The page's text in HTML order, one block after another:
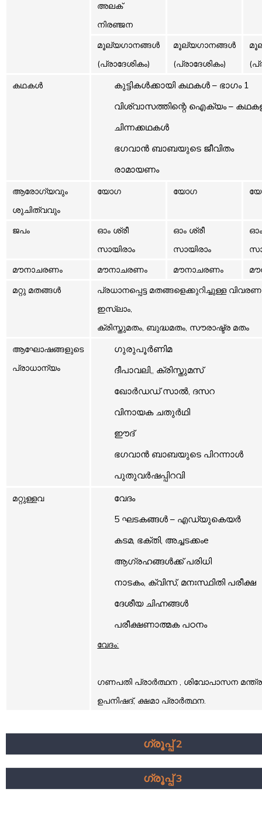
അലക്
നിരഞ്ജന
മൂല്യഗാനങ്ങൾ
(പ്രാദേശികം)
മൂല്യഗാനങ്ങൾ
(പ്രാദേശികം)
കഥകൾ
കുട്ടികൾക്കായി കഥകൾ – ഭാഗം 1
വിശ്വാസത്തിന്റെ ഐക്യം –
ചിന്നക്കഥകൾ
ഭഗവാൻ ബാബയുടെ ജീവിതം
രാമായണം
ആരോഗ്യവും
ശുചിത്വവും
യോഗ യോഗ
ജപം
ഓം ശ്രീ
സായിരാം
ഓം ശ്രീ
സായിരാം
മൗനാചരണം
മൗനാചരണം മൗനാചരണം
മറ്റു മതങ്ങൾ
പ്രധാനപ്പെട്ട മതങ്ങളെക്കുറിച്ചുള്ള
ഇസ്‌ലാം,
ക്രിസ്തുമതം, ബുദ്ധമതം, സൗരാഷ്ട്ര മതം
ആഘോഷങ്ങളുടെ
പ്രാധാന്യം
ഗുരുപൂർണിമ
ദീപാവലി,, ക്രിസ്തുമസ്
ഖോർഡഡ് സാൽ, ദസറ
വിനായക ചതുർഥി
ഈദ്
ഭഗവാൻ ബാബയുടെ പിറന്നാൾ
പുതുവർഷപ്പിറവി
മറ്റുള്ളവ
വേദം
5 ഘടകങ്ങൾ – എഡ്യുകെയർ
കടമ, ഭക്തി, അച്ചടക്കംe
ആഗ്രഹങ്ങൾക്ക് പരിധി
നാടകം, ക്വിസ്, മനഃസ്ഥിതി പരീക്ഷ
ദേശീയ ചിഹ്നങ്ങൾ
പരീക്ഷണാത്മക പഠനം
വേദം:
ഗണപതി പ്രാർത്ഥന, ശിവോപാസന
ഉപനിഷദ്, ക്ഷമാ പ്രാർത്ഥന.
ഗ്രൂപ്പ് 2
ഗ്രൂപ്പ് 3